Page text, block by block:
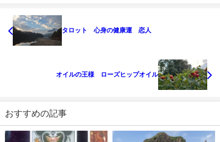
タロット 心身の健康運 恋人
オイルの王様 ローズヒップオイル
おすすめの記事